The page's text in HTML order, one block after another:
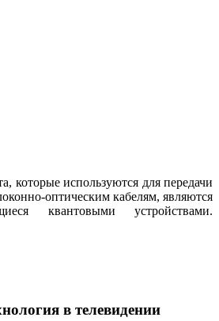
которые используются для передачи
оптическим кабелям, являются
квантовыми устройствами.
в телевидении